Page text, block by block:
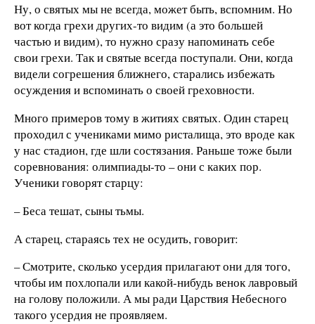
Ну, о святых мы не всегда, может быть, вспомним. Но
вот когда грехи других-то видим (а это большей
частью и видим), то нужно сразу напоминать себе
свои грехи. Так и святые всегда поступали. Они, когда
видели согрешения ближнего, старались избежать
осуждения и вспоминать о своей греховности.
Много примеров тому в житиях святых. Один старец
проходил с учениками мимо ристалища, это вроде как
у нас стадион, где шли состязания. Раньше тоже были
соревнования: олимпиады-то – они с каких пор.
Ученики говорят старцу:
– Беса тешат, сыны тьмы.
А старец, стараясь тех не осудить, говорит:
– Смотрите, сколько усердия прилагают они для того,
чтобы им похлопали или какой-нибудь венок лавровый
на голову положили. А мы ради Царствия Небесного
такого усердия не проявляем.